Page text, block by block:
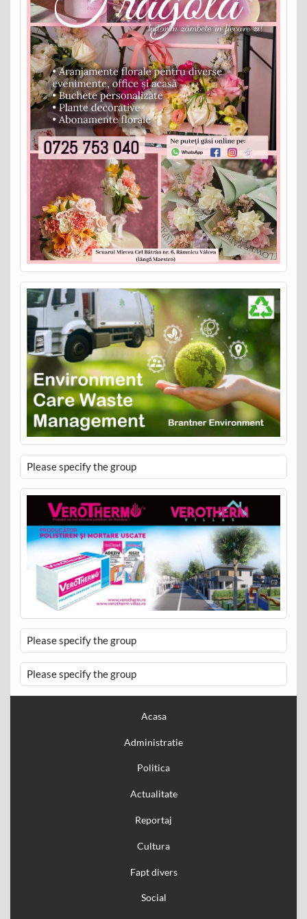
Please specify the group
Please specify the group
Please specify the group
Acasa
Administratie
Politica
Actualitate
Reportaj
Cultura
Fapt divers
Social